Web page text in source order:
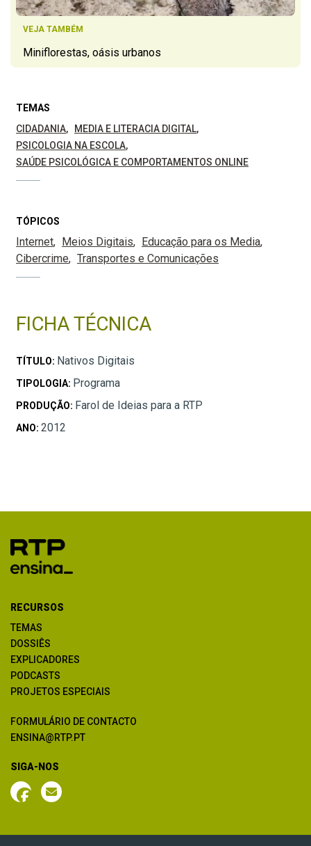
VEJA TAMBÉM
Miniflorestas, oásis urbanos
TEMAS
CIDADANIA
MEDIA E LITERACIA DIGITAL
PSICOLOGIA NA ESCOLA
SAÚDE PSICOLÓGICA E COMPORTAMENTOS ONLINE
TÓPICOS
Internet Meios Digitais
Educação para os Media
Cibercrime
Transportes e Comunicações
FICHA TÉCNICA
TÍTULO: Nativos Digitais
TIPOLOGIA: Programa
PRODUÇÃO: Farol de Ideias para a RTP
ANO: 2012
RECURSOS
TEMAS
DOSSIÊS
EXPLICADORES
PODCASTS
PROJETOS ESPECIAIS
FORMULÁRIO DE CONTACTO
ENSINA@RTP.PT
SIGA-NOS